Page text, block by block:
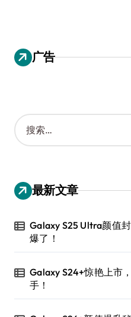
广告
搜
索
：
最新文章
Galaxy S25 Ultra颜值
爆了！
Galaxy S24+惊艳上市
手！